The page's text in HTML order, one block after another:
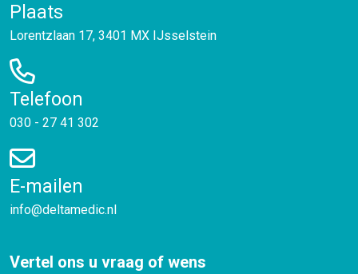
Plaats
Lorentzlaan 17, 3401 MX IJsselstein
Telefoon
030 - 27 41 302
E-mailen
info@deltamedic.nl
Vertel ons u vraag of wens